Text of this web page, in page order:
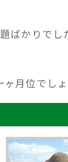
ばかりで
月位でしょ